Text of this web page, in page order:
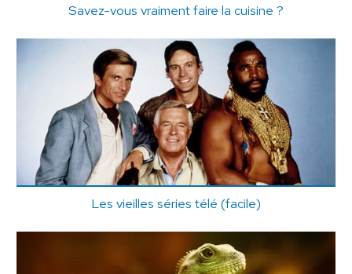
Savez-vous vraiment faire la cuisine ?
Les vieilles séries télé (facile)